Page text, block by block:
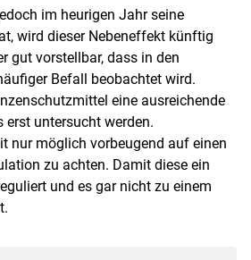
im heurigen Jahr seine
wird dieser Nebeneffekt künftig
gut vorstellbar, dass in den
Befall beobachtet wird.
eine ausreichende
erst untersucht werden.
nur möglich vorbeugend auf einen
zu achten. Damit diese ein
und es gar nicht zu einem